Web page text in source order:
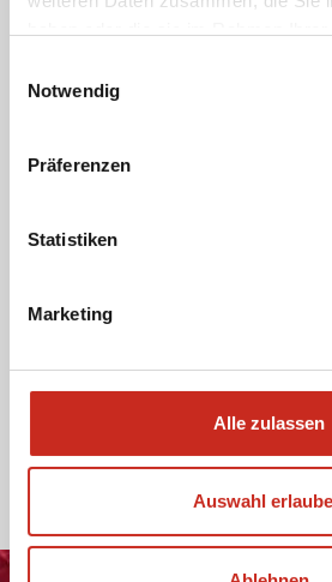
Notwendig
Präferenzen
Statistiken
Marketing
Alle zulassen
Auswahl
Möchten Sie eine
Reisespezialistin
Zeitpunkt an. Wenn Sie
bereit!
Rufen Sie mich